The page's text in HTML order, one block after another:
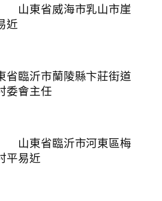
東省威海市乳山市崖
近
沂市蘭陵縣卞莊街道
委會主任
東省臨沂市河東區梅
平易近